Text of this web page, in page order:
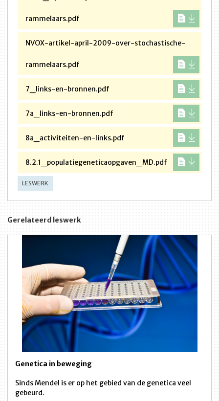
rammelaars.pdf
NVOX-artikel-april-2009-over-stochastische-
rammelaars.pdf
7_links-en-bronnen.pdf
7a_links-en-bronnen.pdf
8a_activiteiten-en-links.pdf
8.2.1_populatiegeneticaopgaven_MD.pdf
LESWERK
Gerelateerd leswerk
Genetica in beweging
Sinds Mendel is er op het gebied van de genetica veel
gebeurd.